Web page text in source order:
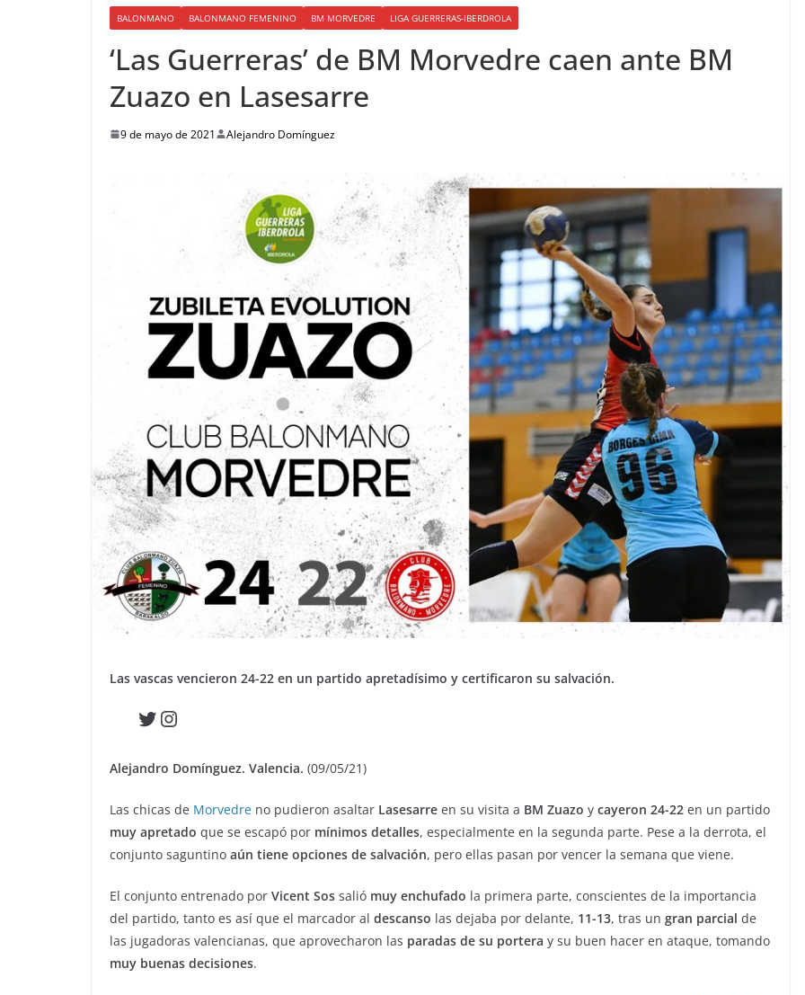
BALONMANO BALONMANO FEMENINO BM MORVEDRE LIGA GUERRERAS-IBERDROLA
‘Las Guerreras’ de BM Morvedre caen ante BM
Zuazo en Lasesarre
9 de mayo de 2021 Alejandro Domínguez
Las vascas vencieron 24-22 en un partido apretadísimo y certificaron su salvación.
Twitter
Instagram
Alejandro Domínguez. Valencia. (09/05/21)
Las chicas de Morvedre no pudieron asaltar Lasesarre en su visita a BM Zuazo y cayeron 24-22 en un partido
muy apretado que se escapó por mínimos detalles, especialmente en la segunda parte. Pese a la derrota, el
conjunto saguntino aún tiene opciones de salvación, pero ellas pasan por vencer la semana que viene.
El conjunto entrenado por Vicent Sos salió muy enchufado la primera parte, conscientes de la importancia
del partido, tanto es así que el marcador al descanso las dejaba por delante, 11-13, tras un gran parcial de
las jugadoras valencianas, que aprovecharon las paradas de su portera y su buen hacer en ataque, tomando
muy buenas decisiones.